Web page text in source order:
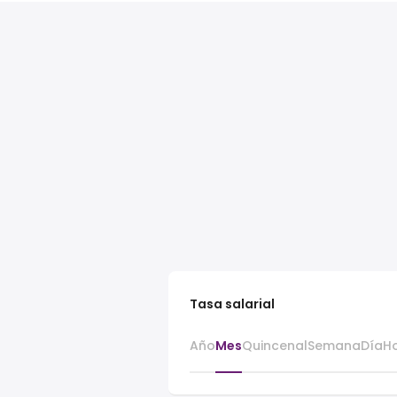
Tasa salarial
AñoMesQuincenalSemanaDía